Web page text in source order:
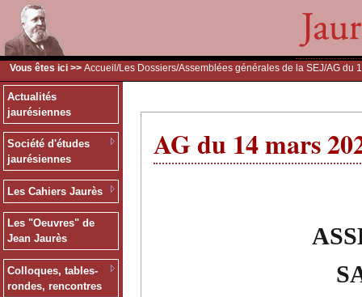
Vous êtes ici >> Accueil /Les Dossiers/Assemblées générales de la SEJ/AG du
Actualités
jaurésiennes
Société d'études
jaurésiennes
Les Cahiers Jaurès
Les "Oeuvres" de
Jean Jaurès
Colloques, tables-
rondes, rencontres
AG du 14 mars